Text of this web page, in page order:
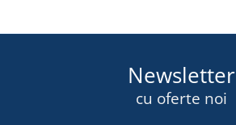
Newsletter
cu oferte noi